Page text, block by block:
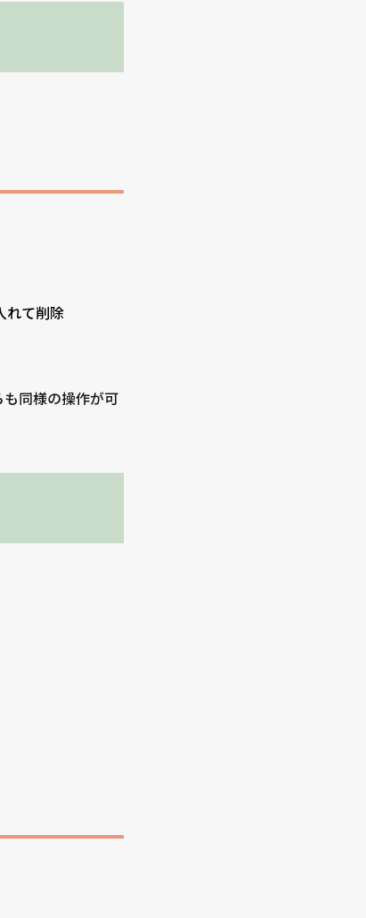
れて削除
同様の操作が可